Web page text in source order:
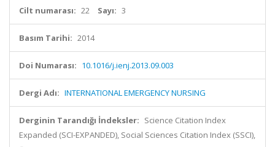
Cilt numarası: 22 Sayı: 3
Basım Tarihi: 2014
Doi Numarası: 10.1016/j.ienj.2013.09.003
Dergi Adı: INTERNATIONAL EMERGENCY NURSING
Derginin Tarandığı İndeksler: Science Citation Index
Expanded (SCI-EXPANDED), Social Sciences Citation Index (SSCI),